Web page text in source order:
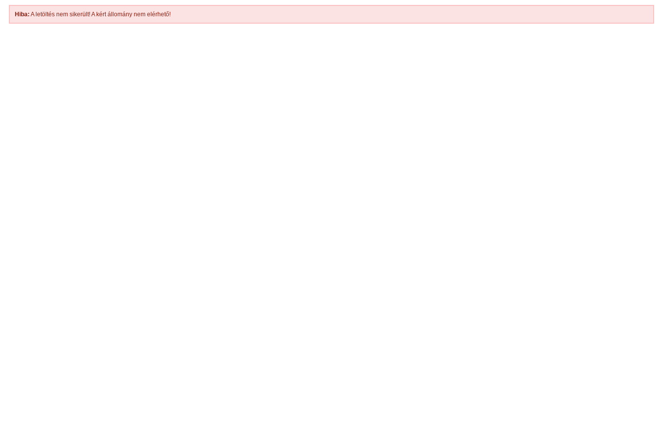
Hiba: A letöltés nem sikerült! A kért állomány nem elérhető!